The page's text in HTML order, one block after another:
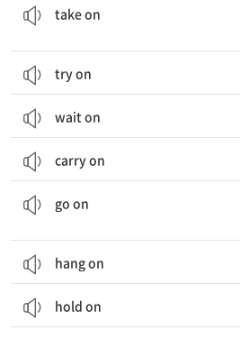
take on
try on
wait on
carry on
go on
hang on
hold on